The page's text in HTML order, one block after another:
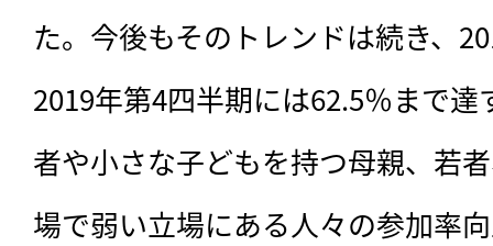
た。今後もそのトレンドは続き、
2019年第4四半期には62.5％まで
者や小さな子どもを持つ母親、若
場で弱い立場にある人々の参加率